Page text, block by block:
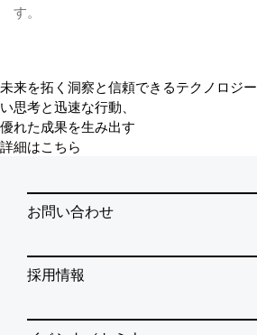
す。
未来を拓く洞察と信頼できるテクノロジー
い思考と迅速な行動、
優れた成果を生み出す
詳細はこちら
お問い合わせ
採用情報